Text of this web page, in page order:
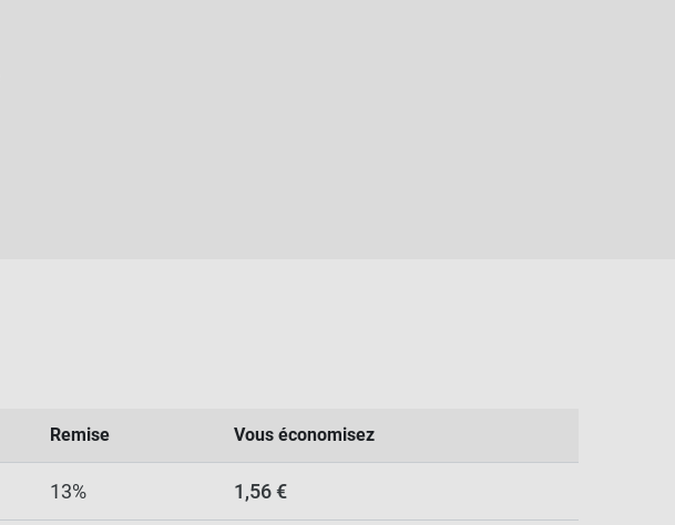
Remise Vous économisez
13% 1,56 €